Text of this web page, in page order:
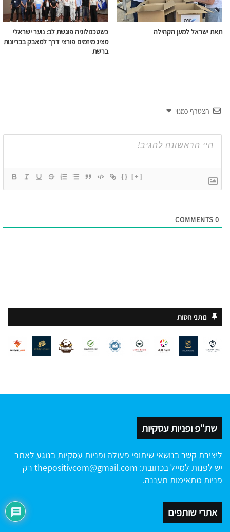
תאת ישראל למען הקהילה
כשטכנולוגיה פוגשת לב: נוער ישראלי
מציג מיזמים פורצי דרך למאבק בבריונות
ברשת
הצטרף כמנוי
{} [+]
0
נותני חסות
שת"פ ופניות עסקיות
ליצירת קשר בנושאי שיתופי פעולה ופניות עסקיות בנוגע לאתר
יש לפנות למייל בכתובת: thepositivcom@gmail.com רק
פניות מתאימות תעננה.
אתרי שותפים